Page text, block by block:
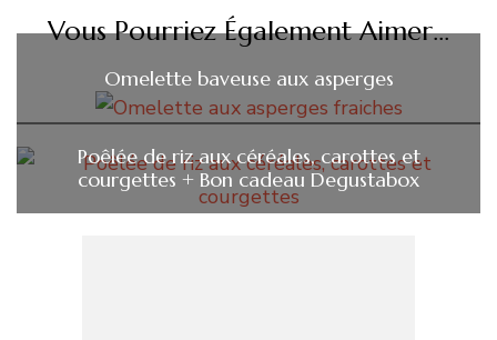
Vous Pourriez Également Aimer...
Omelette baveuse aux asperges
Poêlée de riz aux céréales, carottes et
courgettes + Bon cadeau Degustabox